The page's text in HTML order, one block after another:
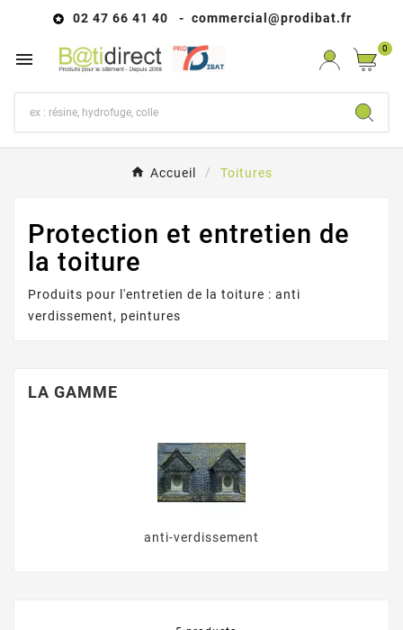
 02 47 66 41 40 - commercial@prodibat.fr

0
Accueil Toitures
Protection et entretien de
la toiture
Produits pour l'entretien de la toiture : anti
verdissement, peintures
LA GAMME
anti-verdissement